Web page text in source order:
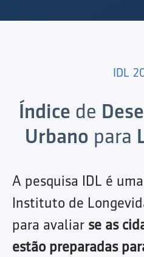
IDL
Índice de
Urbano para
A pesquisa IDL é
Instituto de
para avaliar se as
estão preparadas